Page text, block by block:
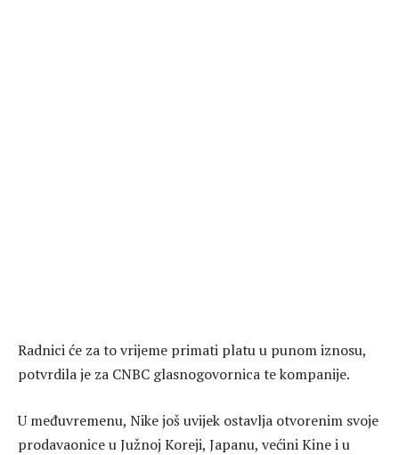
Radnici će za to vrijeme primati platu u punom iznosu,
potvrdila je za CNBC glasnogovornica te kompanije.
U međuvremenu, Nike još uvijek ostavlja otvorenim svoje
prodavaonice u Južnoj Koreji, Japanu, većini Kine i u